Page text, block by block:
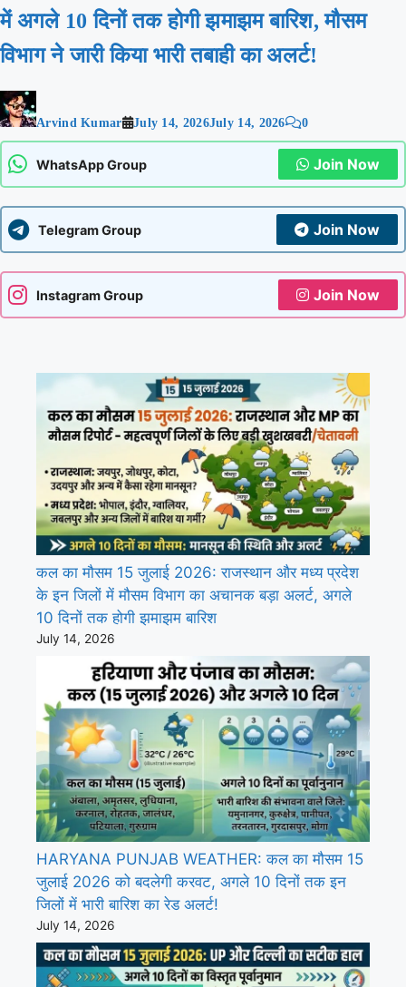
में अगले 10 दिनों तक होगी झमाझम बारिश, मौसम
विभाग ने जारी किया भारी तबाही का अलर्ट!
Arvind Kumar July 14, 2026July 14, 2026 0
WhatsApp Group Join Now
Telegram Group Join Now
Instagram Group Join Now
कल का मौसम 15 जुलाई 2026: राजस्थान और मध्य प्रदेश
के इन जिलों में मौसम विभाग का अचानक बड़ा अलर्ट, अगले
10 दिनों तक होगी झमाझम बारिश
July 14, 2026
HARYANA PUNJAB WEATHER: कल का मौसम 15
जुलाई 2026 को बदलेगी करवट, अगले 10 दिनों तक इन
जिलों में भारी बारिश का रेड अलर्ट!
July 14, 2026